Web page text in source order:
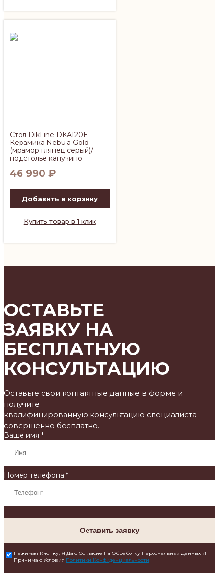
Стол DikLine DKA120E
Керамика Nebula Gold
(мрамор глянец серый)/
подстолье капучино
46 990 ₽
Добавить в корзину
Купить товар в 1 клик
ОСТАВЬТЕ
ЗАЯВКУ НА
БЕСПЛАТНУЮ
КОНСУЛЬТАЦИЮ
Оставьте свои контактные данные в форме и
получите
квалифицированную консультацию специалиста
совершенно бесплатно.
Ваше имя *
Номер телефона *
Оставить заявку
Нажимая Кнопку, Я Даю Согласие На Обработку Персональных Данных И
Принимаю Условия Политики Конфиденциальности